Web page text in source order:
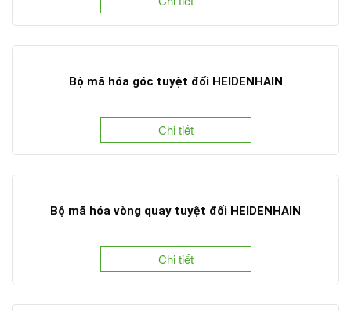
Bộ mã hóa góc tuyệt đối HEIDENHAIN
Chi tiết
Bộ mã hóa vòng quay tuyệt đối HEIDENHAIN
Chi tiết